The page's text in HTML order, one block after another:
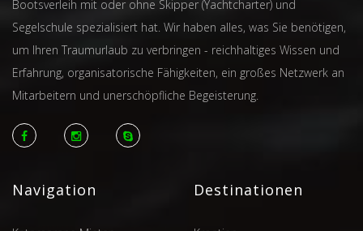
Bootsverleih mit oder ohne Skipper (Yachtcharter) und
Segelschule spezialisiert hat. Wir haben alles, was Sie benötigen,
um Ihren Traumurlaub zu verbringen - reichhaltiges Wissen und
Erfahrung, organisatorische Fähigkeiten, ein großes Netzwerk an
Mitarbeitern und unerschöpfliche Begeisterung.
Navigation Destinationen